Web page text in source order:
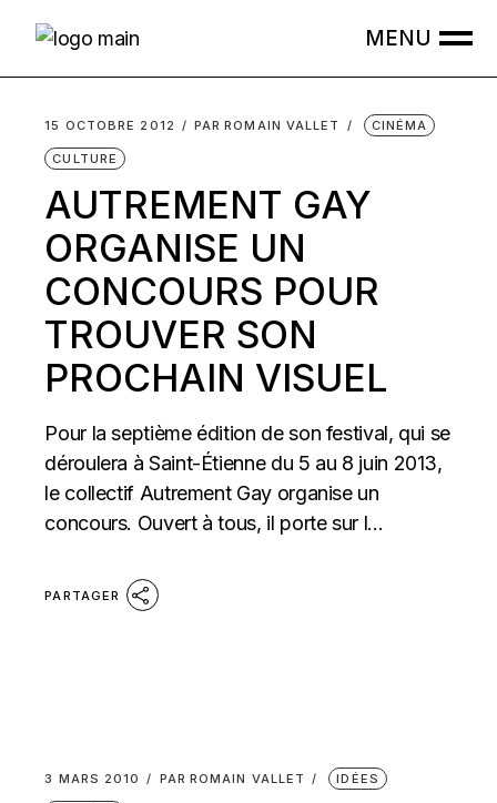
15 OCTOBRE 2012 PAR ROMAIN VALLET CINÉMA
CULTURE
AUTREMENT GAY
ORGANISE UN
CONCOURS POUR
TROUVER SON
PROCHAIN VISUEL
Pour la septième édition de son festival, qui se
déroulera à Saint-Étienne du 5 au 8 juin 2013,
le collectif Autrement Gay organise un
concours. Ouvert à tous, il porte sur l...
PARTAGER
3 MARS 2010 PAR ROMAIN VALLET IDÉES